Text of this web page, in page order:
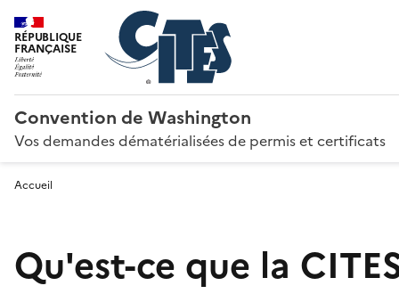
RÉPUBLIQUE
FRANÇAISE
Convention de Washington
Vos demandes dématérialisées de permis et certificats
Accueil
Qu'est-ce que la